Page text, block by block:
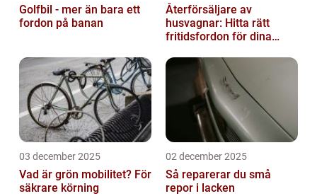
Golfbil - mer än bara ett
fordon på banan
Återförsäljare av
husvagnar: Hitta rätt
fritidsfordon för dina
03 december 2025
Vad är grön mobilitet? För
säkrare körning
02 december 2025
Så reparerar du små
repor i lacken